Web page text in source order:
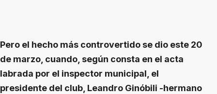
Pero el hecho más controvertido se dio este 20
de marzo, cuando, según consta en el acta
labrada por el inspector municipal, el
presidente del club, Leandro Ginóbili -hermano